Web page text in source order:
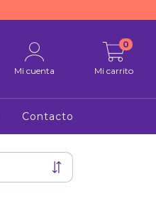
Mi cuenta Mi carrito
0
Contacto